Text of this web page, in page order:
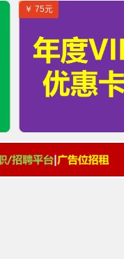
￥ 75元